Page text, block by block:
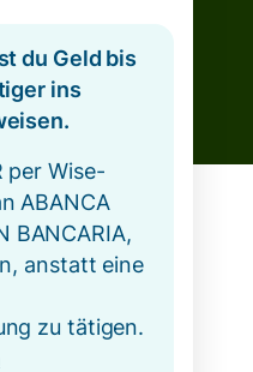
du Geld bis
ins
per Wise-
ABANCA
BANCARIA,
anstatt eine
zu tätigen.